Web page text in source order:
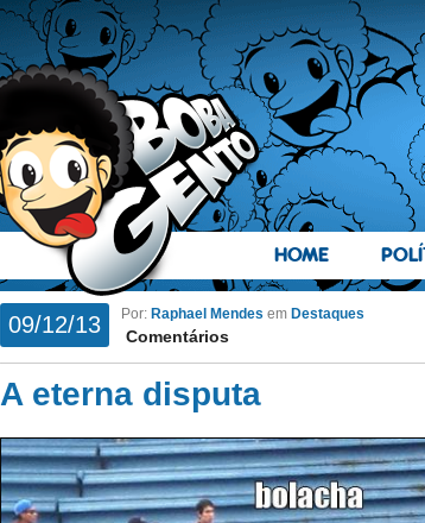
HOME
09/12/13 Por: Raphael Mendes em Destaques
Comentários
A eterna disputa